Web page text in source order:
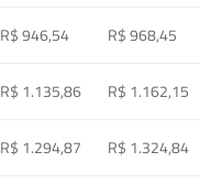
R$ 946,54 R$ 968,45
R$ 1.135,86 R$ 1.162,15
R$ 1.294,87 R$ 1.324,84